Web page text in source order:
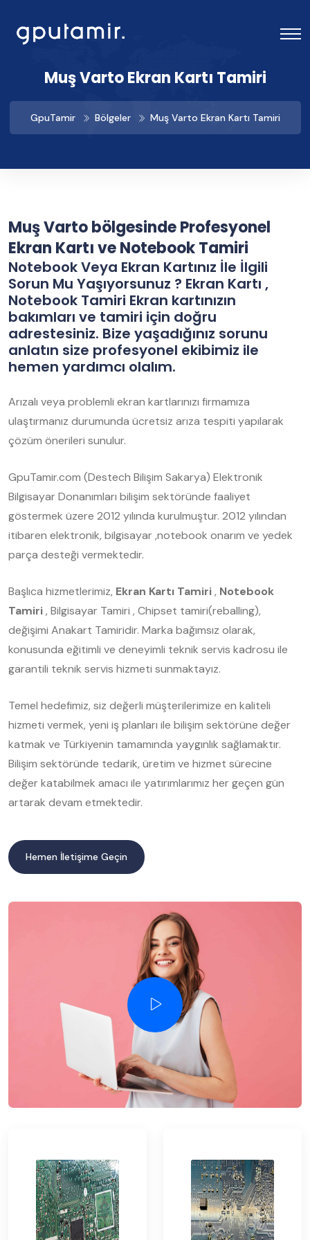
Muş Varto Ekran Kartı Tamiri
GpuTamir Bölgeler Muş Varto Ekran Kartı Tamiri
Muş Varto bölgesinde Profesyonel
Ekran Kartı ve Notebook Tamiri
Notebook Veya Ekran Kartınız İle İlgili
Sorun Mu Yaşıyorsunuz ? Ekran Kartı ,
Notebook Tamiri Ekran kartınızın
bakımları ve tamiri için doğru
adrestesiniz. Bize yaşadığınız sorunu
anlatın size profesyonel ekibimiz ile
hemen yardımcı olalım.
Arızalı veya problemli ekran kartlarınızı firmamıza
ulaştırmanız durumunda ücretsiz arıza tespiti yapılarak
çözüm önerileri sunulur.
GpuTamir.com (Destech Bilişim Sakarya) Elektronik
Bilgisayar Donanımları bilişim sektöründe faaliyet
göstermek üzere 2012 yılında kurulmuştur. 2012 yılından
itibaren elektronik, bilgisayar ,notebook onarım ve yedek
parça desteği vermektedir.
Başlıca hizmetlerimiz, Ekran Kartı Tamiri, Notebook
Tamiri, Bilgisayar Tamiri , Chipset tamiri(reballing),
değişimi Anakart Tamiridir. Marka bağımsız olarak,
konusunda eğitimli ve deneyimli teknik servis kadrosu ile
garantili teknik servis hizmeti sunmaktayız.
Temel hedefimiz, siz değerli müşterilerimize en kaliteli
hizmeti vermek, yeni iş planları ile bilişim sektörüne değer
katmak ve Türkiyenin tamamında yaygınlık sağlamaktır.
Bilişim sektöründe tedarik, üretim ve hizmet sürecine
değer katabilmek amacı ile yatırımlarımız her geçen gün
artarak devam etmektedir.
Hemen İletişime Geçin